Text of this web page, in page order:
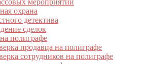
охрана
детектива
сделок
полиграфе
продавца на полиграфе
сотрудников на полиграфе